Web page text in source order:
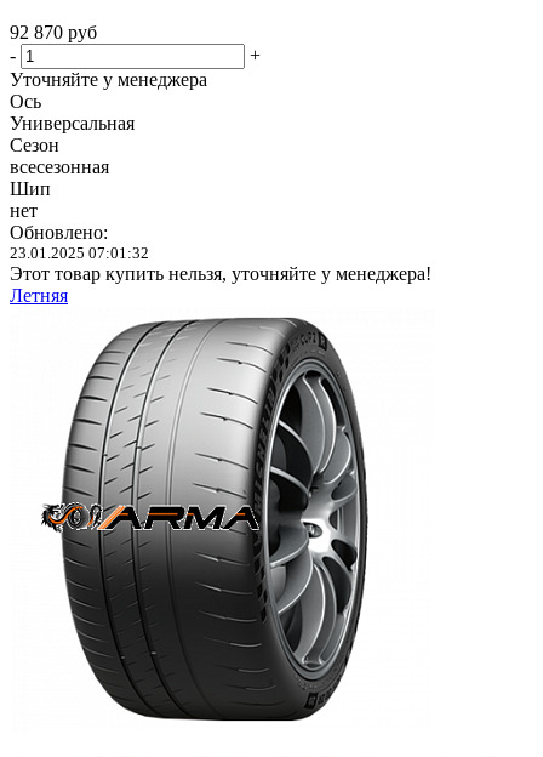
92 870 руб
-
+
Уточняйте у менеджера
Ось
Универсальная
Сезон
всесезонная
Шип
нет
Обновлено:
23.01.2025 07:01:32
Этот товар купить нельзя, уточняйте у менеджера!
Летняя